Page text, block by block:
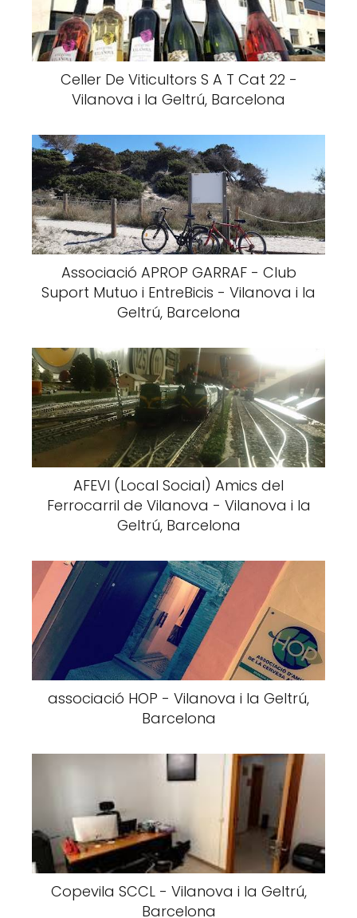
Celler De Viticultors S A T Cat 22 -
Vilanova i la Geltrú, Barcelona
Associació APROP GARRAF - Club
Suport Mutuo i EntreBicis - Vilanova i la
Geltrú, Barcelona
AFEVI (Local Social) Amics del
Ferrocarril de Vilanova - Vilanova i la
Geltrú, Barcelona
associació HOP - Vilanova i la Geltrú,
Barcelona
Copevila SCCL - Vilanova i la Geltrú,
Barcelona